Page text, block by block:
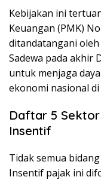
Kebijakan ini
Keuangan (PMK)
ditandatangani
Sadewa pada akhir
untuk menjaga
ekonomi nasional
Daftar 5
Insentif
Tidak semua
Insentif pajak ini